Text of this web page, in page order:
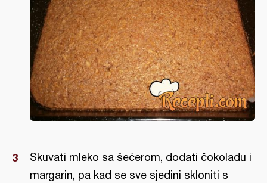
Skuvati mleko sa šećerom, dodati čokoladu i
margarin, pa kad se sve sjedini skloniti s